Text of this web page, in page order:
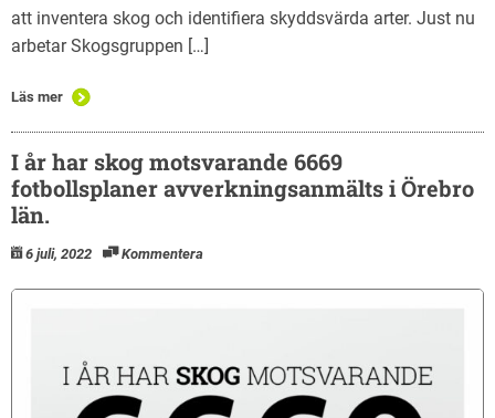
att inventera skog och identifiera skyddsvärda arter. Just nu
arbetar Skogsgruppen […]
Läs mer
I år har skog motsvarande 6669
fotbollsplaner avverkningsanmälts i Örebro
län.
6 juli, 2022 Kommentera